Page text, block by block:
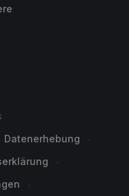
Datenerhebung